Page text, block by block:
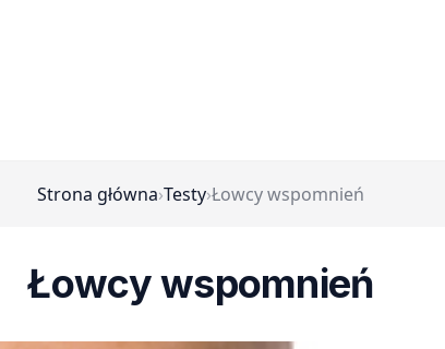
Strona główna›Testy›Łowcy wspomnień
Łowcy wspomnień